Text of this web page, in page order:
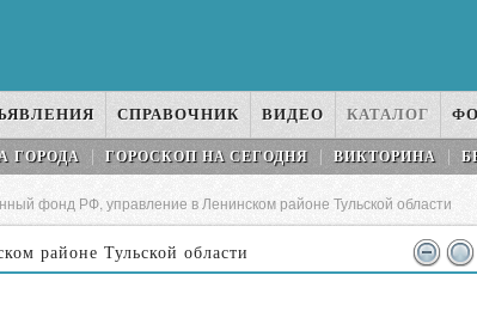
СПРАВОЧНИК ВИДЕО КАТАЛОГ
ГОРОДА ГОРОСКОП НA СEГОДНЯ ВИКТОРИНА
фонд РФ, управление в Ленинском районе Тульской области
районе Тульской области